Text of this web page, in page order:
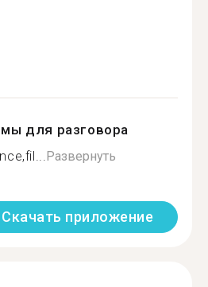
для разговора
Развернуть
Скачать приложение